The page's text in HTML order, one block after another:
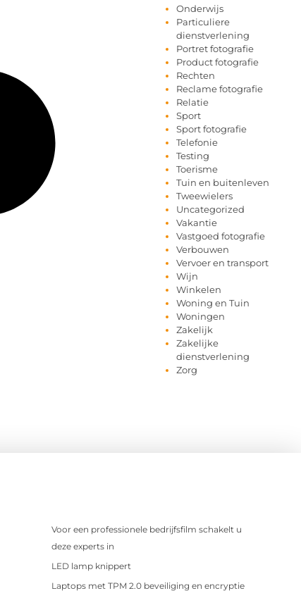
Onderwijs
Particuliere
dienstverlening
Portret fotografie
Product fotografie
Rechten
Reclame fotografie
Relatie
Sport
Sport fotografie
Telefonie
Testing
Toerisme
Tuin en buitenleven
Tweewielers
Uncategorized
Vakantie
Vastgoed fotografie
Verbouwen
Vervoer en transport
Wijn
Winkelen
Woning en Tuin
Woningen
Zakelijk
Zakelijke
dienstverlening
Zorg
Voor een professionele bedrijfsfilm schakelt u
deze experts in
LED lamp knippert
Laptops met TPM 2.0 beveiliging en encryptie